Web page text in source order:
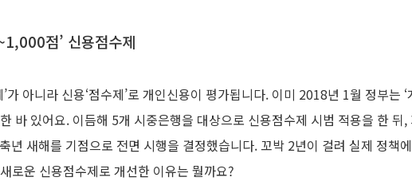
점’ 신용점수제
가 아니라 신용‘점수제’로 개인신용이 평가됩니다. 이미 2018년 1월 정부는
바 있어요. 이듬해 5개 시중은행을 대상으로 신용점수제 시범 적용을 한 뒤,
년 새해를 기점으로 전면 시행을 결정했습니다. 꼬박 2년이 걸려 실제 정책
로운 신용점수제로 개선한 이유는 뭘까요?